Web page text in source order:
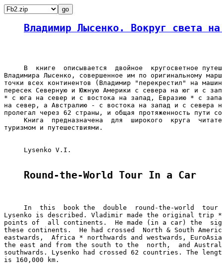
Владимир Лысенко. Вокруг света
В  книге  описывается  двойное  кругосветное
Владимира Лысенко, совершенное им по оригинальному
точки всех континентов (Владимир "перекрестил" на
пересек Северную и Южную Америки с севера на юг и с
* с юга на север и с востока на запад, Евразию * с
на север, а Австралию - с востока на запад и с севера
пролегал через 62 страны, и общая протяженность пути
Книга  предназначена  для  широкого  круга
туризмом и путешествиями.
     Lysenko V.I.
Round-the-World Tour In a Car
In  this  book the  double  round-the-world  tour
Lysenko is described. Vladimir made the original trip
points of  all continents.  He made (in a car) the
these continents.  He had crossed  North & South
eastwards,  Africa * northwards and westwards,
the east and from the south to the  north,  and
southwards. Lysenko had crossed 62 countries. The
is 160,000 km.